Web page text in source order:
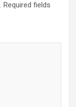
Required fields